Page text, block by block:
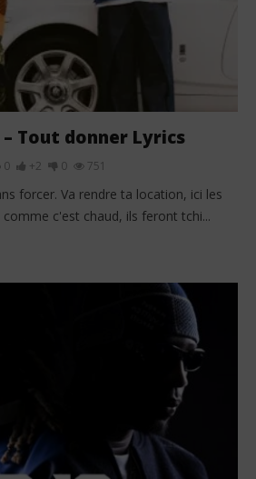
Tout donner Lyrics
0 +2 0 751
forcer. Va rendre ta location, ici les
c'est chaud, ils feront tchi...